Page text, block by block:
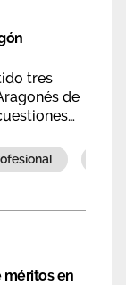
tres
de
méritos en